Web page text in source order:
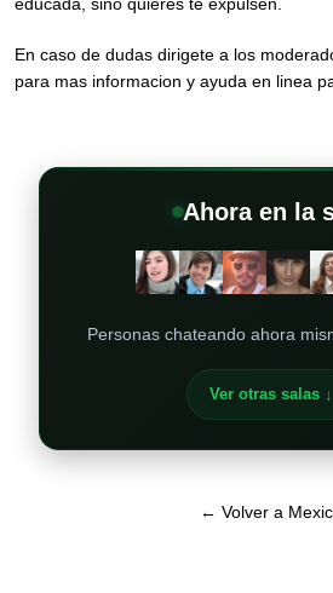
En caso de dudas dirigete a los
para mas informacion y ayuda en linea
Ahora en la
Personas chateando ahora
Ver otras salas ↓
← Volver a